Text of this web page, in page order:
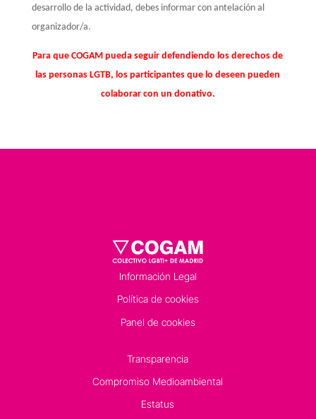
desarrollo de la actividad, debes informar con antelación al
organizador/a.
Para que COGAM pueda seguir defendiendo los derechos de
las personas LGTB, los participantes que lo deseen pueden
colaborar con un donativo.
Información Legal
Política de cookies
Panel de cookies
Transparencia
Compromiso Medioambiental
Estatus